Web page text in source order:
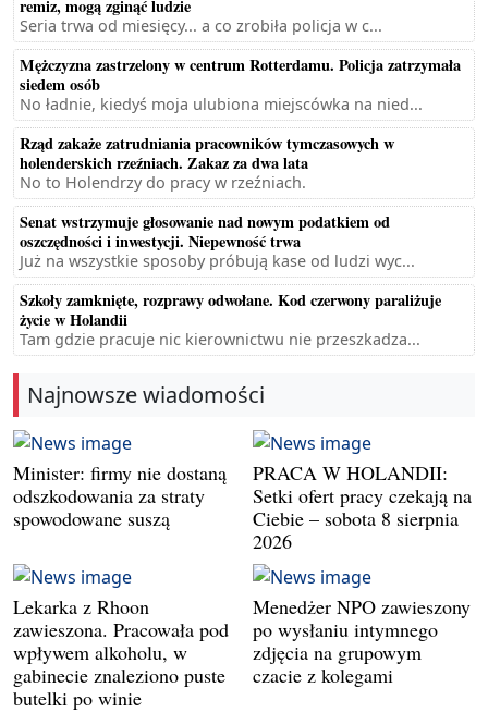
remiz, mogą zginąć ludzie
Seria trwa od miesięcy... a co zrobiła policja w c...
Mężczyzna zastrzelony w centrum Rotterdamu. Policja zatrzymała
siedem osób
No ładnie, kiedyś moja ulubiona miejscówka na nied...
Rząd zakaże zatrudniania pracowników tymczasowych w
holenderskich rzeźniach. Zakaz za dwa lata
No to Holendrzy do pracy w rzeźniach.
Senat wstrzymuje głosowanie nad nowym podatkiem od
oszczędności i inwestycji. Niepewność trwa
Już na wszystkie sposoby próbują kase od ludzi wyc...
Szkoły zamknięte, rozprawy odwołane. Kod czerwony paraliżuje
życie w Holandii
Tam gdzie pracuje nic kierownictwu nie przeszkadza...
Najnowsze wiadomości
Minister: firmy nie dostaną
odszkodowania za straty
spowodowane suszą
PRACA W HOLANDII:
Setki ofert pracy czekają na
Ciebie – sobota 8 sierpnia
2026
Lekarka z Rhoon
zawieszona. Pracowała pod
wpływem alkoholu, w
gabinecie znaleziono puste
butelki po winie
Menedżer NPO zawieszony
po wysłaniu intymnego
zdjęcia na grupowym
czacie z kolegami